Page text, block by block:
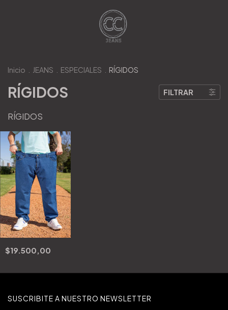
Inicio JEANS ESPECIALES RÍGIDOS
RÍGIDOS FILTRAR
RÍGIDOS
$19.500,00
SUSCRIBITE A NUESTRO NEWSLETTER